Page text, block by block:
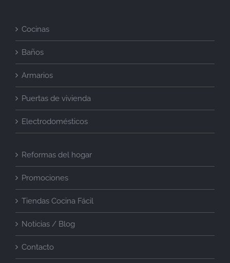
Cocinas
Baños
Armarios
Puertas de vivienda
Electrodomésticos
Reformas del hogar
Promociones
Tiendas Cocina Fácil
Noticias / Blog
Contacto